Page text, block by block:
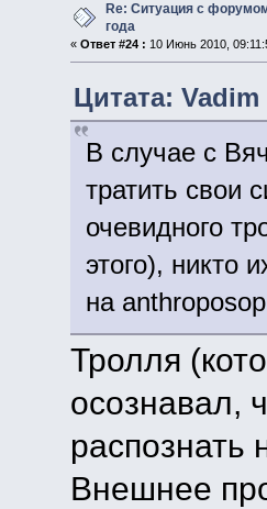
Re: Ситуация с
года
« Ответ #24 : 10 Июнь 2010,
Цитата:
В случае с
тратить свои
очевидного
этого), никто
на
Тролля
осознавал,
распознать
Внешнее